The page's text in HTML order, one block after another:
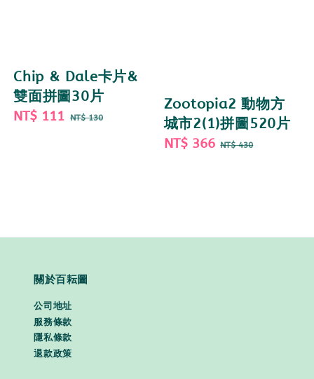
Chip & Dale卡片&
雙面拼圖30片
Sale
NT$ 111 Regular
NT$ 130
Zootopia2 動物方
城市2(1)拼圖520片
Sale
NT$ 366 Regular
NT$ 430
關於百耘圖
公司地址
服務條款
隱私條款
退款政策